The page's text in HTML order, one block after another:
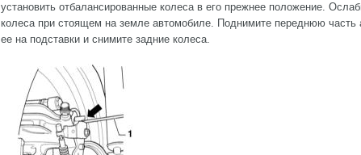
установить отбалансированные колеса в его прежнее положение.
колеса при стоящем на земле автомобиле. Поднимите переднюю часть
ее на подставки и снимите задние колеса.